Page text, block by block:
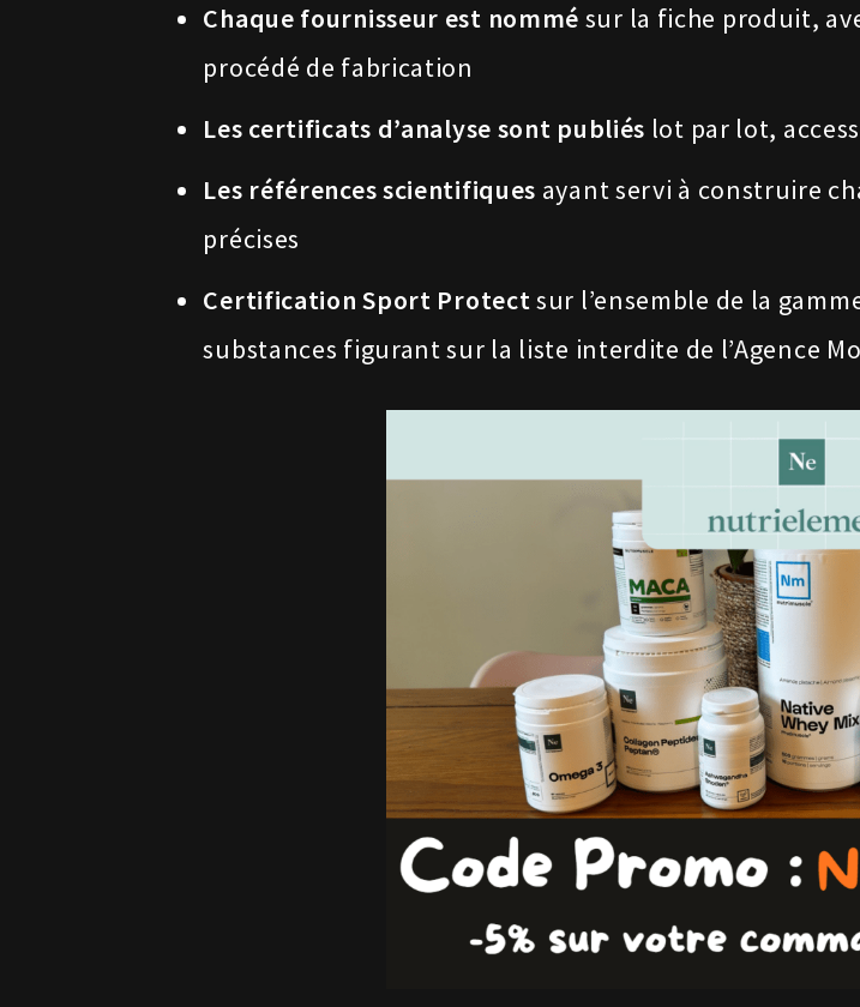
Chaque fournisseur est nommé sur la fiche produit,
procédé de fabrication
Les certificats d’analyse sont publiés lot par lot,
Les références scientifiques ayant servi à construire
précises
Certification Sport Protectsur l’ensemble de la
substances figurant sur la liste interdite de l’Agence